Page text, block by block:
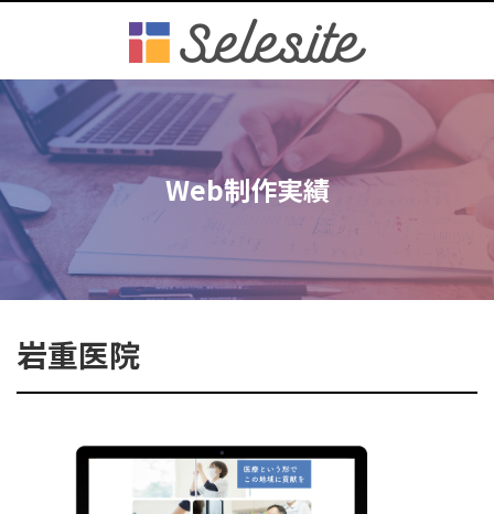
Web制作実績
岩重医院